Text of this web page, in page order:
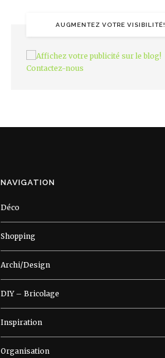
AUGMENTEZ VOTRE VISIBILITÉ!
NAVIGATION
Déco
Shopping
Archi/Design
DIY – Bricolage
Inspiration
Organisation